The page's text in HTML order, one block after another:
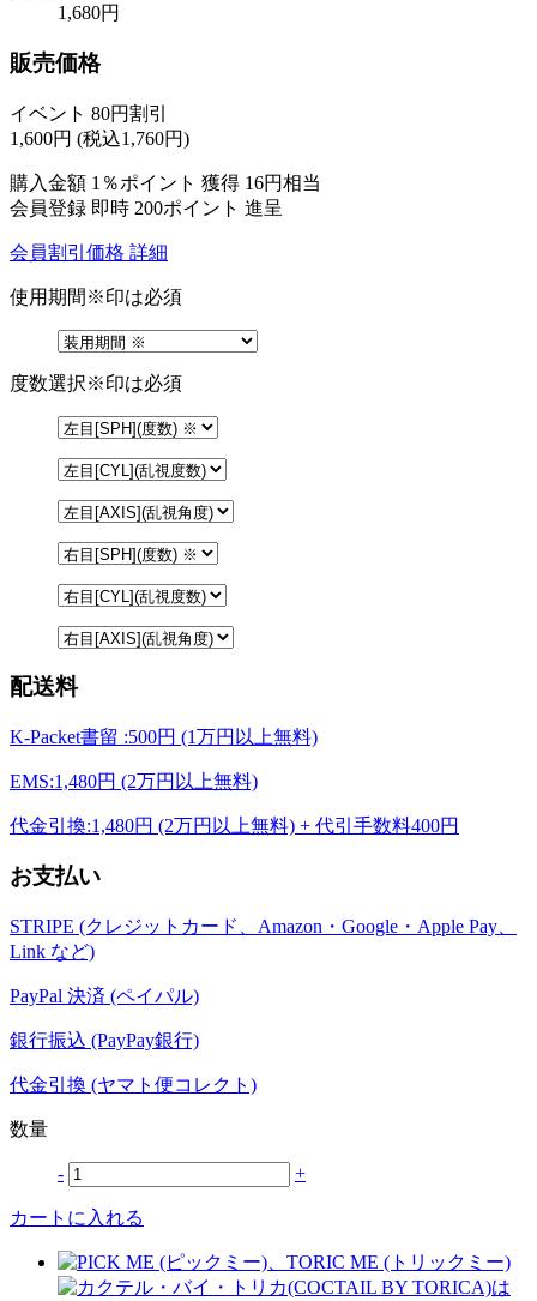
1,680円
販売価格
イベント 80円割引
1,600円 (税込1,760円)
購入金額 1％ポイント 獲得 16円相当
会員登録 即時 200ポイント 進呈
会員割引価格 詳細
使用期間 ※印は必須
度数選択※印は必須
配送料
K-Packet書留 :500円 (1万円以上無料)
EMS:1,480円 (2万円以上無料)
代金引換:1,480円 (2万円以上無料) + 代引手数料400円
お支払い
STRIPE (クレジットカード、Amazon・Google・Apple Pay、
Link など)
PayPal 決済 (ペイパル)
銀行振込 (PayPay銀行)
代金引換 (ヤマト便コレクト)
数量
- +
カートに入れる